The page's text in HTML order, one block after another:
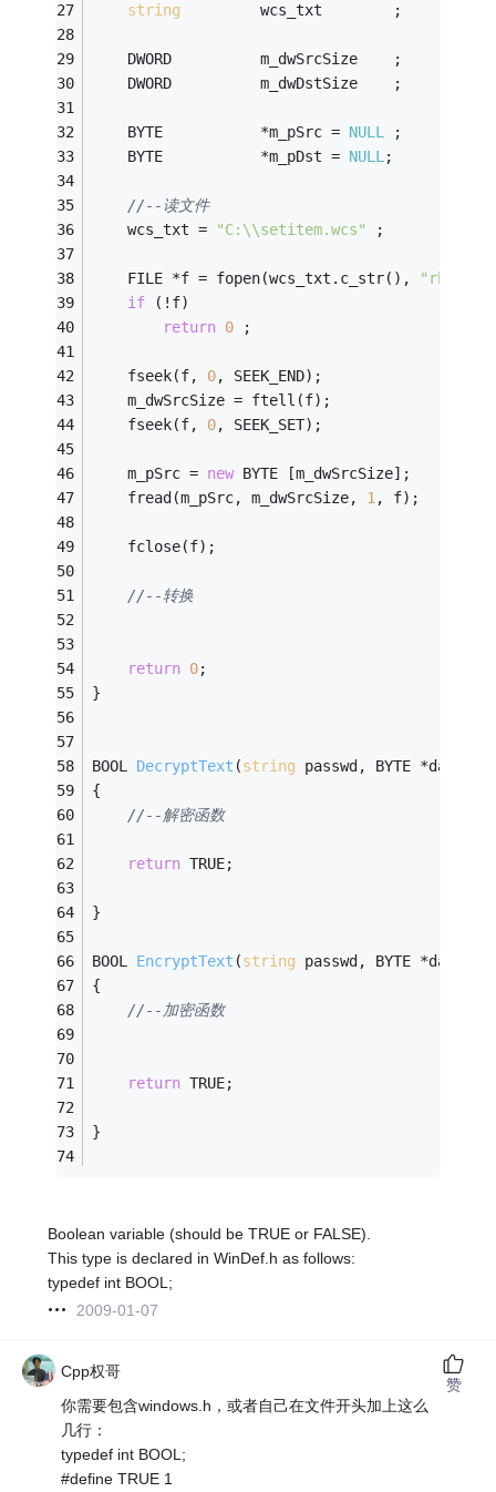
string
         wcs_txt        ;
    DWORD          m_dwSrcSize    ;
    DWORD          m_dwDstSize    ;
    BYTE           *m_pSrc =
NULL ;
    BYTE           *m_pDst =
NULL;
//--读文件
    wcs_txt =
"C:\\setitem.wcs" ;
    FILE *f = fopen(wcs_txt.c_str(),
"rb"
if (!f)
return 0 ;
    fseek(f,
0, SEEK_END);
    m_dwSrcSize = ftell(f);
    fseek(f,
0, SEEK_SET);
    m_pSrc =
new BYTE [m_dwSrcSize];
    fread(m_pSrc, m_dwSrcSize,
1, f);
    fclose(f);
//--转换
return 0;
}
BOOL DecryptText (string passwd, BYTE *data,
{
//--解密函数
return TRUE;
}
BOOL EncryptText (string passwd, BYTE *data,
{
//--加密函数
return TRUE;
}
Boolean variable (should be TRUE or FALSE).
This type is declared in WinDef.h as follows:
typedef int BOOL;
2009-01-07
Cpp权哥
你需要包含windows.h，或者自己在文件开头加上这么
几行：
typedef int BOOL;
#define TRUE 1
赞